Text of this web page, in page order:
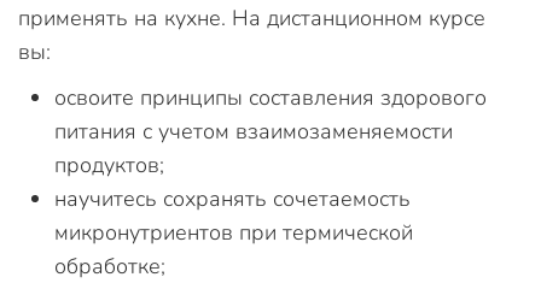
применять на кухне. На дистанционном курсе
вы:
освоите принципы составления здорового
питания с учетом взаимозаменяемости
продуктов;
научитесь сохранять сочетаемость
микронутриентов при термической
обработке;